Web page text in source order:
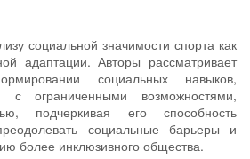
социальной значимости спорта как
адаптации. Авторы рассматривает
социальных навыков,
с ограниченными возможностями,
подчеркивая его способность
социальные барьеры и
более инклюзивного общества.